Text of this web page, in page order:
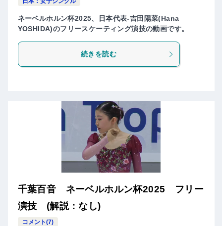
ネーベルホルン杯2025、日本代表-吉田陽菜(Hana
YOSHIDA)のフリースケーティング演技の動画です。
続きを読む
千葉百音 ネーベルホルン杯2025 フリー
演技 (解説：なし)
コメント(7)